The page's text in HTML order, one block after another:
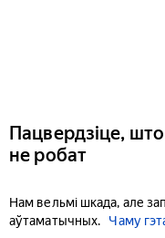
Пацвердзіце,
не робат
Нам вельмі шкада, але
аўтаматычных.
Чаму